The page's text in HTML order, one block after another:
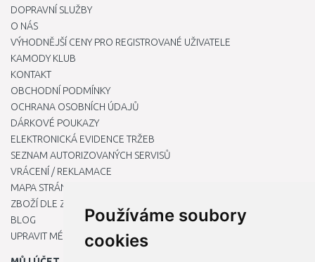
Používáme soubory
cookies
DOPRAVNÍ SLUŽBY
O NÁS
VÝHODNĚJŠÍ CENY PRO REGISTROVANÉ UŽIVATELE
KAMODY KLUB
KONTAKT
OBCHODNÍ PODMÍNKY
OCHRANA OSOBNÍCH ÚDAJŮ
DÁRKOVÉ POUKAZY
ELEKTRONICKÁ EVIDENCE TRŽEB
SEZNAM AUTORIZOVANÝCH SERVISŮ
VRÁCENÍ / REKLAMACE
MAPA STRÁNKY
ZBOŽÍ DLE ZNAČEK
BLOG
UPRAVIT MÉ PŘEDVOLBY COOKIES